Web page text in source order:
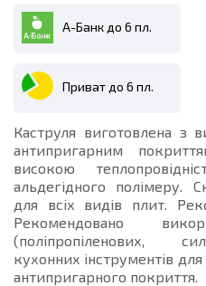
А-Банк до 6 пл.
Приват до 6 пл.
Каструля виготовлена з
антипригарним
високою
альдегідного полімеру.
для всіх видів плит.
Рекомендовано
(поліпропіленових,
кухонних інструментів
антипригарного покриття.